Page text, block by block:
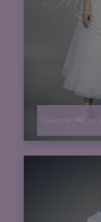
Übergröße Plus XXL